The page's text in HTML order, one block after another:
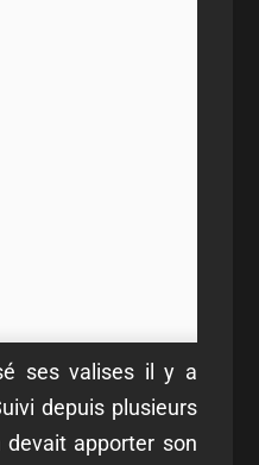
ses valises il y a
depuis plusieurs
devait apporter son